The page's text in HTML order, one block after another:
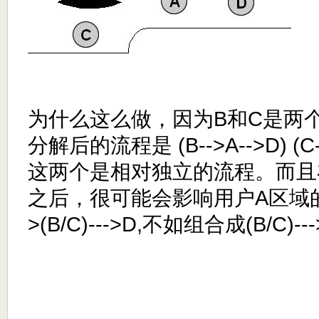
为什么这么做，因为B和C是两
分解后的流程是 (B-->A-->D)
这两个是相对独立的流程。而
之后，很可能会影响用户A区
>(B/C)--->D,不如组合成(B/